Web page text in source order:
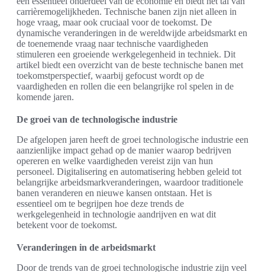
carrièremogelijkheden. Technische banen zijn niet alleen in
hoge vraag, maar ook cruciaal voor de toekomst. De
dynamische veranderingen in de wereldwijde arbeidsmarkt en
de toenemende vraag naar technische vaardigheden
stimuleren een groeiende werkgelegenheid in techniek. Dit
artikel biedt een overzicht van de beste technische banen met
toekomstperspectief, waarbij gefocust wordt op de
vaardigheden en rollen die een belangrijke rol spelen in de
komende jaren.
De groei van de technologische industrie
De afgelopen jaren heeft de groei technologische industrie een
aanzienlijke impact gehad op de manier waarop bedrijven
opereren en welke vaardigheden vereist zijn van hun
personeel. Digitalisering en automatisering hebben geleid tot
belangrijke arbeidsmarkveranderingen, waardoor traditionele
banen veranderen en nieuwe kansen ontstaan. Het is
essentieel om te begrijpen hoe deze trends de
werkgelegenheid in technologie aandrijven en wat dit
betekent voor de toekomst.
Veranderingen in de arbeidsmarkt
Door de trends van de groei technologische industrie zijn veel